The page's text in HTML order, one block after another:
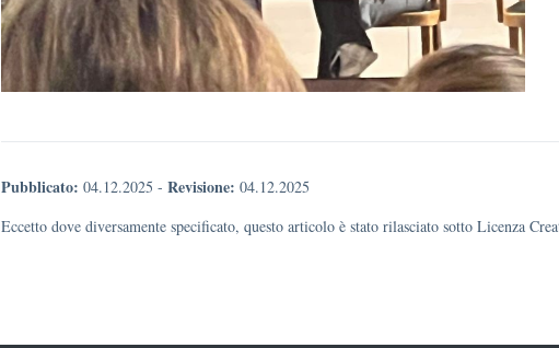
Pubblicato: 04.12.2025 - Revisione: 04.12.2025
Eccetto dove diversamente specificato, questo articolo è stato rilasciato sotto Licenza